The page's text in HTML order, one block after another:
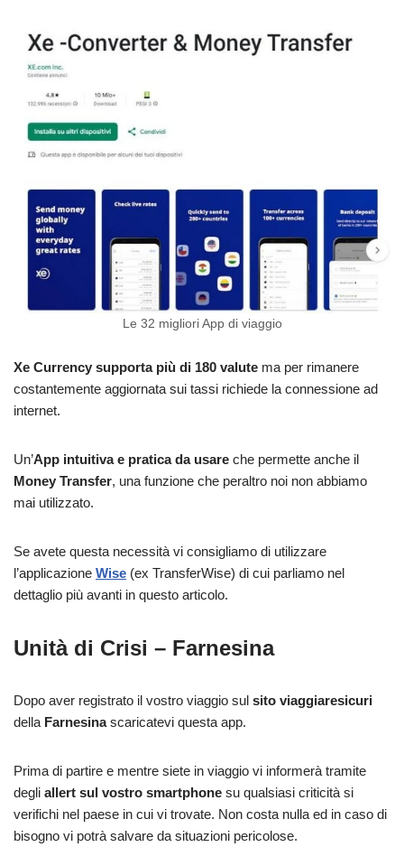
Le 32 migliori App di viaggio
Xe Currency supporta più di 180 valute ma per rimanere
costantemente aggiornata sui tassi richiede la connessione ad
internet.
Un’App intuitiva e pratica da usare che permette anche il
Money Transfer, una funzione che peraltro noi non abbiamo
mai utilizzato.
Se avete questa necessità vi consigliamo di utilizzare
l’applicazione Wise (ex TransferWise) di cui parliamo nel
dettaglio più avanti in questo articolo.
Unità di Crisi – Farnesina
Dopo aver registrato il vostro viaggio sul sito viaggiaresicuri
della Farnesinascaricatevi questa app.
Prima di partire e mentre siete in viaggio vi informerà tramite
degli allert sul vostro smartphone su qualsiasi criticità si
verifichi nel paese in cui vi trovate. Non costa nulla ed in caso di
bisogno vi potrà salvare da situazioni pericolose.